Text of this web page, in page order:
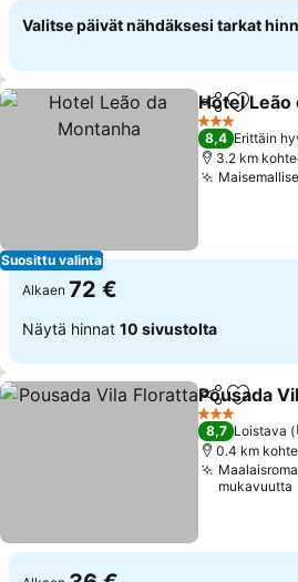
Valitse päivät nähdäksesi tarkat
Suosittu valinta
Jaa Lisää
Hotel Leão
3 Tähtiluokitus
8,4 Erittäin
3.2 km
Alkaen 72 €
Näytä hinnat 10 sivustolta
Jaa Lisää
Pousada
3 Tähtiluokitus
8,7 Loistava
0.4 km
mukavuutta